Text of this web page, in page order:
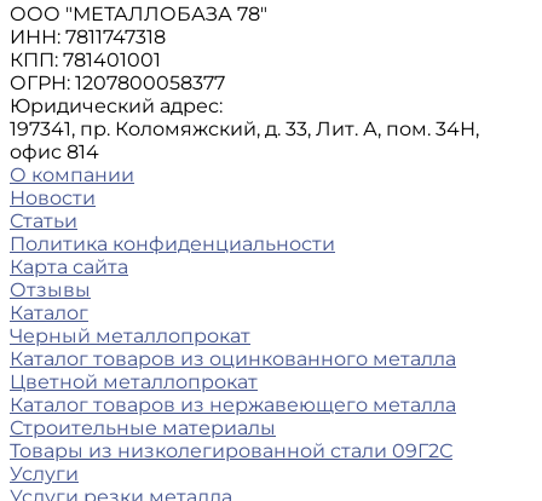
ООО "МЕТАЛЛОБАЗА 78"
ИНН: 7811747318
КПП: 781401001
ОГРН: 1207800058377
Юридический адрес:
197341, пр. Коломяжский, д. 33, Лит. А, пом. 34Н,
офис 814
О компании
Новости
Статьи
Политика конфиденциальности
Карта сайта
Отзывы
Каталог
Черный металлопрокат
Каталог товаров из оцинкованного металла
Цветной металлопрокат
Каталог товаров из нержавеющего металла
Строительные материалы
Товары из низколегированной стали 09Г2С
Услуги
Услуги резки металла